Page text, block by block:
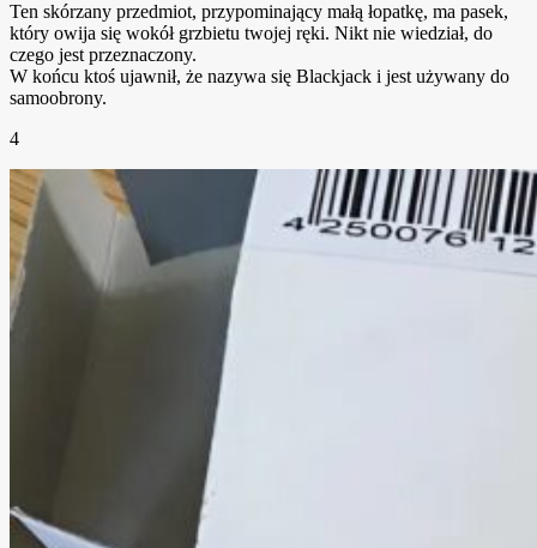
Ten skórzany przedmiot, przypominający małą łopatkę, ma pasek,
który owija się wokół grzbietu twojej ręki. Nikt nie wiedział, do
czego jest przeznaczony.
W końcu ktoś ujawnił, że nazywa się Blackjack i jest używany do
samoobrony.
4